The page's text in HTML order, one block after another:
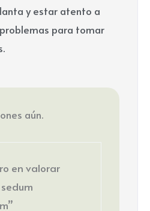
y estar atento a
para tomar
aún.
en valorar